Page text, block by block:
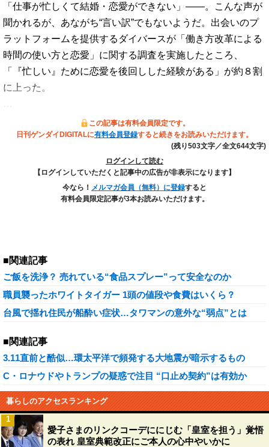
「仕事が忙しくて結婚・恋愛ができない」――。こんな声が
聞かれるが、あながち“言い訳”でもないようだ。出会いのプ
ラットフォームを提供するダイバースが「働き方改革による
時間の使い方と恋愛」に関する調査を実施したところ、
「『忙しい』ために恋愛を後回しした経験がある」が約８割
に上った。
この記事は有料会員限定です。
日刊ゲンダイDIGITALに有料会員登録すると続きをお読みいただけます。
(残り503文字／全文644文字)
ログインして読む
【ログインしていただくと記事中の広告が非表示になります】
今なら！ メルマガ会員（無料）に登録すると
有料会員限定記事が3本お読みいただけます。
■関連記事
ご飯を洗浄？ 売れている“食品スプレー”って安全なのか
職員襲ったホワイトタイガー 1頭の値段や食費はいくら？
台風で揺れ住民が船酔い症状…タワマンの意外な“弱点”とは
■関連記事
3.11直前と酷似…環太平洋で頻発する大地震が暗示するもの
C・ロナウドやトランプの疑惑で注目 “口止め契約”は有効か
暮らしのアクセスランキング
愛子さまのリンクコーデににじむ「皇室を担う」覚悟
の表れ 皇室典範改正にご本人の心中やいかに
1